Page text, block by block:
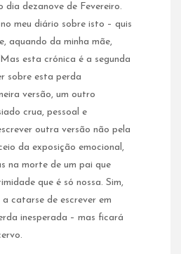
dia dezanove de Fevereiro.
meu diário sobre isto – quis
aquando da minha mãe,
esta crónica é a segunda
sobre esta perda
versão, um outro
crua, pessoal e
outra versão não pela
da exposição emocional,
na morte de um pai que
que é só nossa. Sim,
catarse de escrever em
inesperada – mas ficará